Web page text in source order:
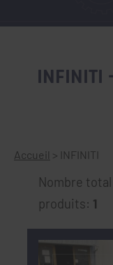
Accueil > INFINITI
Nombre total
produits: 1